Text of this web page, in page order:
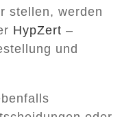
stellen, werden
HypZert –
und